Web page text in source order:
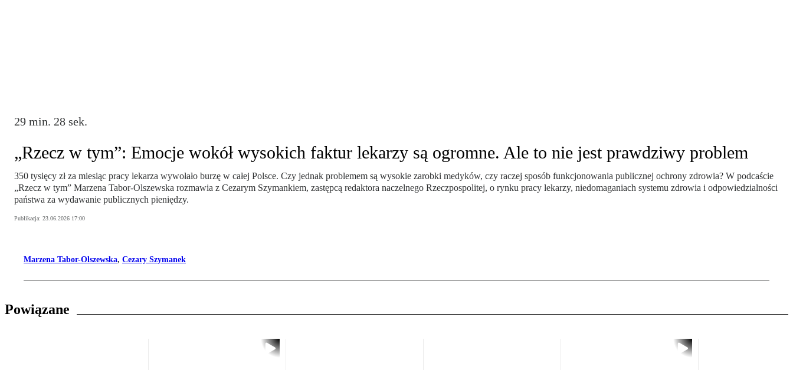
29 min. 28 sek.
„Rzecz w tym”: Emocje wokół wysokich faktur lekarzy są ogromne. Ale to nie jest prawdziwy problem
350 tysięcy zł za miesiąc pracy lekarza wywołało burzę w całej Polsce. Czy jednak problemem są wysokie zarobki medyków, czy raczej sposób funkcjonowania publicznej ochrony zdrowia? W podcaście
„Rzecz w tym” Marzena Tabor-Olszewska rozmawia z Cezarym Szymankiem, zastępcą redaktora naczelnego Rzeczpospolitej, o rynku pracy lekarzy, niedomaganiach systemu zdrowia i odpowiedzialności
państwa za wydawanie publicznych pieniędzy.
Publikacja: 23.06.2026 17:00
Marzena Tabor-Olszewska, Cezary Szymanek
Powiązane